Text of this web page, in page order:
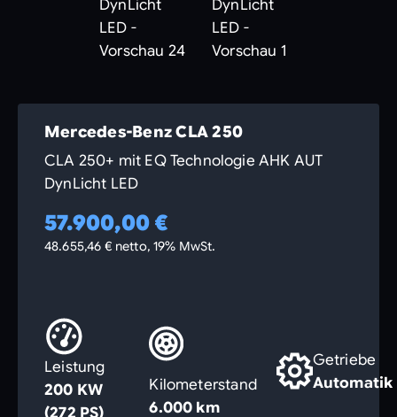
Mercedes-Benz CLA 250
CLA 250+ mit EQ Technologie AHK AUT
DynLicht LED
57.900,00 €
48.655,46 € netto, 19% MwSt.
Leistung
200 KW
(272 PS)
Kilometerstand
6.000 km
Getriebe
Automatik